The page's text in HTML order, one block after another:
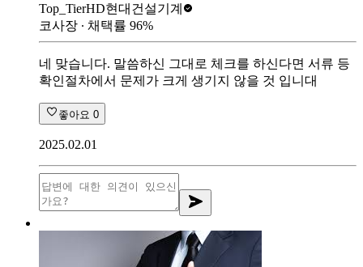
Top_TierHD현대건설기계
코사장 ∙ 채택률 96%
네 맞습니다. 말씀하신 그대로 체크를 하신다면 서류 등
확인절차에서 문제가 크게 생기지 않을 것 입니대
좋아요 0
2025.02.01